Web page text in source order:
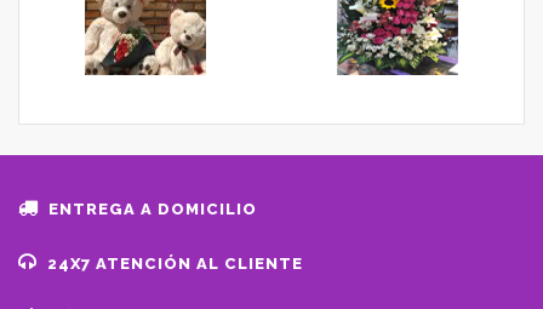
ENTREGA A DOMICILIO
24X7 ATENCIÓN AL CLIENTE